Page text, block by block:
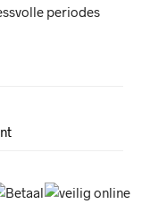
periodes